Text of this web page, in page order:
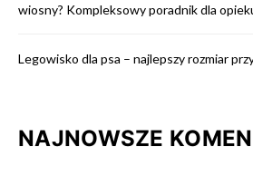
wiosny? Kompleksowy poradnik dla
Legowisko dla psa – najlepszy rozmiar
NAJNOWSZE